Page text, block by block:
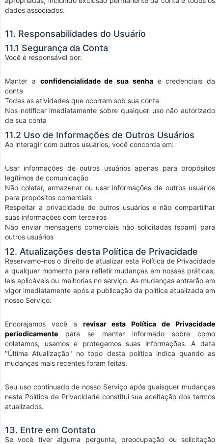
dados associados.
11. Responsabilidades do Usuário
11.1 Segurança da Conta
Você é responsável por:
Manter a confidencialidade de sua senhae credenciais da
conta
Todas as atividades que ocorrem sob sua conta
Nos notificar imediatamente sobre qualquer uso não autorizado
de sua conta
11.2 Uso de Informações de Outros Usuários
Ao interagir com outros usuários, você concorda em:
Usar informações de outros usuários apenas para propósitos
legítimos de comunicação
Não coletar, armazenar ou usar informações de outros usuários
para propósitos comerciais
Respeitar a privacidade de outros usuários e não compartilhar
suas informações com terceiros
Não enviar mensagens comerciais não solicitadas (spam) para
outros usuários
12. Atualizações desta Política de Privacidade
Reservamo-nos o direito de atualizar esta Política de Privacidade
a qualquer momento para refletir mudanças em nossas práticas,
leis aplicáveis ou melhorias no serviço. As mudanças entrarão em
vigor imediatamente após a publicação da política atualizada em
nosso Serviço.
Encorajamos você a revisar esta Política de Privacidade
periodicamente para se manter informado sobre como
coletamos, usamos e protegemos suas informações. A data
"Última Atualização" no topo desta política indica quando as
mudanças mais recentes foram feitas.
Seu uso continuado de nosso Serviço após quaisquer mudanças
nesta Política de Privacidade constitui sua aceitação dos termos
atualizados.
13. Entre em Contato
Se você tiver alguma pergunta, preocupação ou solicitação